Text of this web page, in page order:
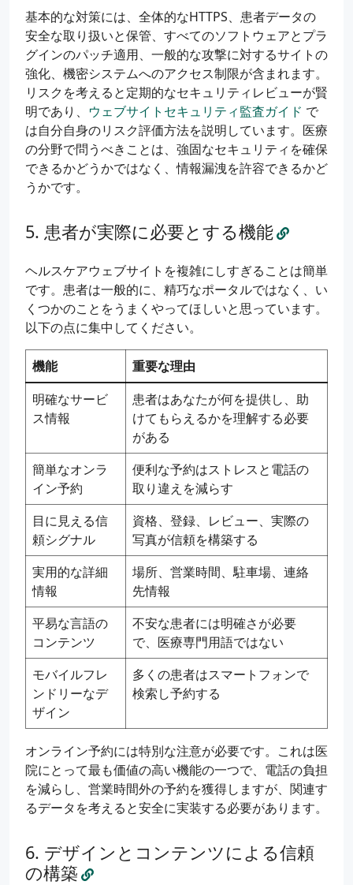
基本的な対策には、全体的なHTTPS、患者データの
安全な取り扱いと保管、すべてのソフトウェアとプラ
グインのパッチ適用、一般的な攻撃に対するサイトの
強化、機密システムへのアクセス制限が含まれます。
リスクを考えると定期的なセキュリティレビューが賢
明であり、 ウェブサイトセキュリティ監査ガイド で
は自分自身のリスク評価方法を説明しています。医療
の分野で問うべきことは、強固なセキュリティを確保
できるかどうかではなく、情報漏洩を許容できるかど
うかです。
患者が実際に必要とする機能
ヘルスケアウェブサイトを複雑にしすぎることは簡単
です。患者は一般的に、精巧なポータルではなく、い
くつかのことをうまくやってほしいと思っています。
以下の点に集中してください。
機能
重要な理由
明確なサービ
ス情報
患者はあなたが何を提供し、助
けてもらえるかを理解する必要
がある
簡単なオンラ
イン予約
便利な予約はストレスと電話の
取り違えを減らす
目に見える信
頼シグナル
資格、登録、レビュー、実際の
写真が信頼を構築する
実用的な詳細
情報
場所、営業時間、駐車場、連絡
先情報
平易な言語の
コンテンツ
不安な患者には明確さが必要
で、医療専門用語ではない
モバイルフレ
ンドリーなデ
ザイン
多くの患者はスマートフォンで
検索し予約する
オンライン予約には特別な注意が必要です。これは医
院にとって最も価値の高い機能の一つで、電話の負担
を減らし、営業時間外の予約を獲得しますが、関連す
るデータを考えると安全に実装する必要があります。
デザインとコンテンツによる信頼
の構築